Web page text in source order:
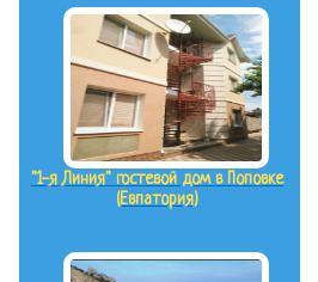
"1-я Линия" гостевой дом в Поповке
(Евпатория)